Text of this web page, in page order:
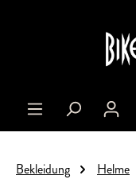
Bekleidung Helme